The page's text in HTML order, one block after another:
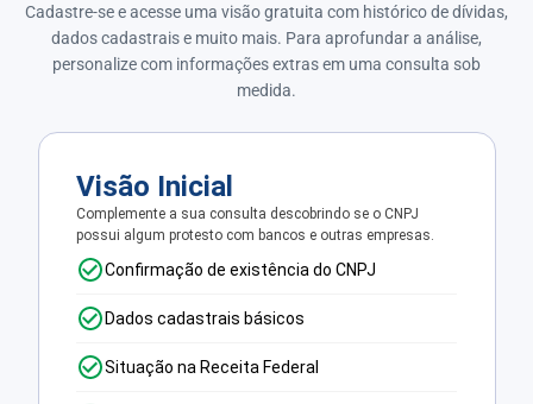
Cadastre-se e acesse uma visão gratuita com histórico de dívidas,
dados cadastrais e muito mais. Para aprofundar a análise,
personalize com informações extras em uma consulta sob
medida.
Visão Inicial
Complemente a sua consulta descobrindo se o CNPJ
possui algum protesto com bancos e outras empresas.
Confirmação de existência do CNPJ
Dados cadastrais básicos
Situação na Receita Federal